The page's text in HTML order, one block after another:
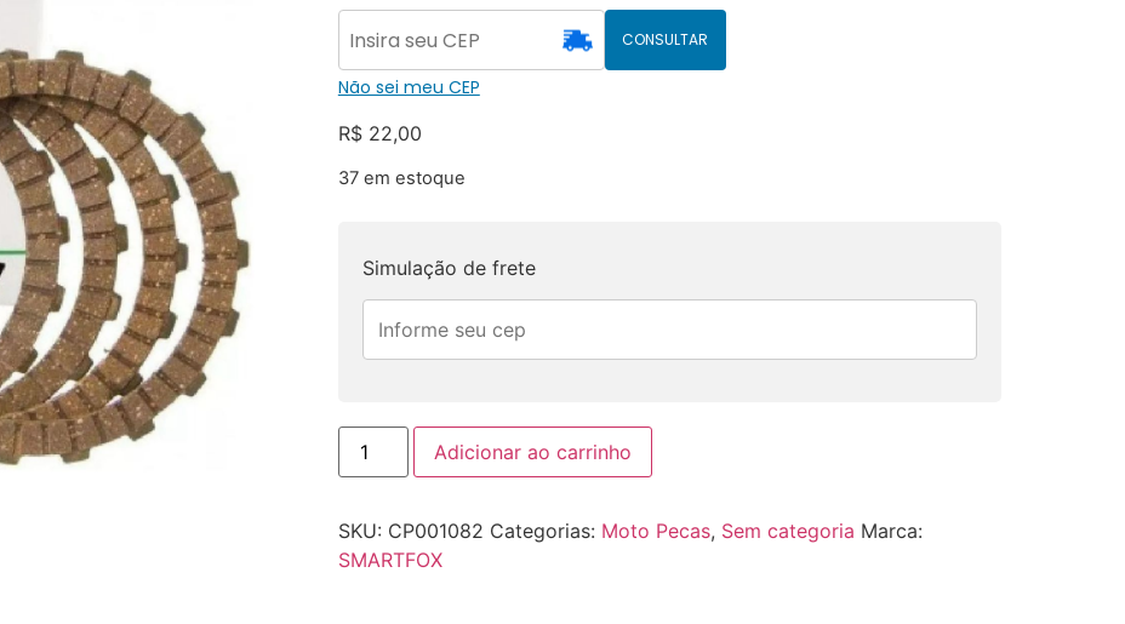
CONSULTAR
Não sei meu CEP
R$22,00
37 em estoque
Simulação de frete
Adicionar ao carrinho
SKU: CP001082 Categorias: Moto Pecas, Sem categoria Marca:
SMARTFOX